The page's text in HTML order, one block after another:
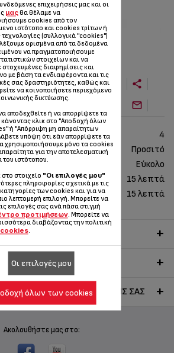
ΚΑΙ ΚΆΣΙΟΥΣ
4
Προσιτό
Εύκολο
15 λεπτά
15 λεπτά
ΤΗΝ ΕΚΤΈΛΕΣΗ ΤΗΣ ΣΥΝΤΑΓΉΣ ΣΑΣ
Ακολουθήστε μας στο:
επιχειρήσεις μας και οι
μαςθα θέλαμε να
cookies από τον
ιστότοπο και cookies τρίτων ή
τεχνολογίες (συλλογικά "cookies")
ορισμένα από τα δεδομένα
να πραγματοποιήσουμε
στοιχείων και να
διαφημίσεις και
με βάση τα ενδιαφέροντα και τις
σας δραστηριότητες, καθώς και
να κοινοποιήσετε περιεχόμενο
δικτύωσης.
αποδεχθείτε ή να απορρίψετε τα
κλικ στο "Αποδοχή όλων
ή "Απόρριψη μη απαραίτητων
υπόψη ότι εάν απορρίψετε τα
χρησιμοποιήσουμε μόνο τα cookies
για την αποτελεσματική
του ιστότοπου.
στο στοιχείο "Οι επιλογές μου"
πληροφορίες σχετικά με τις
των cookies και για να
λεπτομερή επιλογή. Μπορείτε να
επιλογές σας ανά πάσα στιγμή
προτιμήσεων. Μπορείτε να
διαβάζοντας την πολιτική
cookies.
Οι επιλογές μου
όλων των cookies